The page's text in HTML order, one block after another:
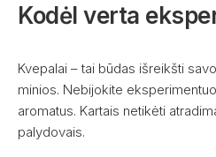
Kodėl verta
Kvepalai – tai būdas išreikšti
minios. Nebijokite
aromatus. Kartais netikėti
palydovais.